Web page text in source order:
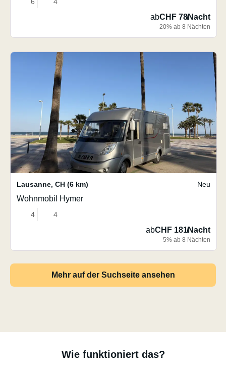
abCHF 78/Nacht
-20% ab 8 Nächten
Lausanne, CH (6 km) Neu
Wohnmobil Hymer
4 4
abCHF 181/Nacht
-5% ab 8 Nächten
Mehr auf der Suchseite ansehen
Wie funktioniert das?